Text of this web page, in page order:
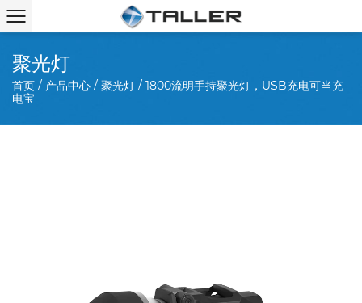
聚光灯
首页 / 产品中心 / 聚光灯 / 1800流明手持聚光灯，USB充电可当充
电宝